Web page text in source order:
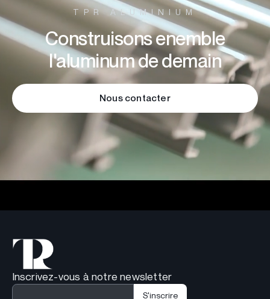
TPR ALUMINIUM
Construisons enemble
l'aluminum de demain
Nous contacter
Inscrivez-vous à notre newsletter